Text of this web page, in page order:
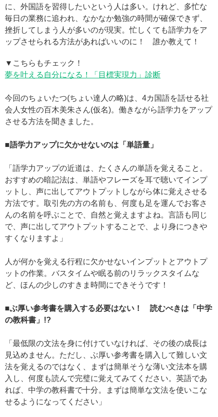
に、外国語を習得したいという人は多い。けれど、多忙な
毎日の業務に追われ、なかなか勉強の時間が確保できず、
挫折してしまう人が多いのが現実。忙しくても語学力をア
ップさせられる方法があればいいのに！ 誰か教えて！
▼こちらもチェック！
夢を叶える自分になる！「目標実現力」診断
今回のちょいたつ(ちょい達人の略)は、4カ国語を話せる社
会人女性の百木美朱さん(仮名)。働きながら語学力をアップ
させる方法を聞きました。
■語学力アップに欠かせないのは「単語量」
「語学力アップの近道は、たくさんの単語を覚えること。
おすすめの暗記法は、単語やフレーズを耳で聴いてインプ
ットし、声に出してアウトプットしながら体に覚えさせる
方法です。取引先の方の名前も、何度も足を運んでお客さ
んの名前を呼ぶことで、自然と覚えますよね。言語も同じ
で、声に出してアウトプットすることで、より身につきや
すくなりますよ」
人が何かを覚える行程に欠かせないインプットとアウトプ
ットの作業。バスタイムや眠る前のリラックスタイムな
ど、ほんの少しのすきま時間にできそうです！
■ぶ厚い参考書を購入する必要はない！ 読むべきは「中学
の教科書」!?
「最低限の文法を身に付けていなければ、その後の成長は
見込めません。ただし、ぶ厚い参考書を購入して難しい文
法を覚えるのではなく、まずは簡単そうな薄い文法本を購
入し、何度も読んで完璧に覚えてみてください。英語であ
れば、中学の教科書で十分。まずは簡単な文法を使いこな
せるようになってください」